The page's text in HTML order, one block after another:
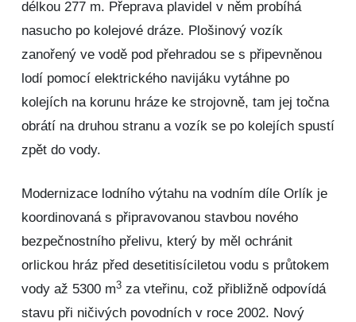
délkou 277 m. Přeprava plavidel v něm probíhá
nasucho po kolejové dráze. Plošinový vozík
zanořený ve vodě pod přehradou se s připevněnou
lodí pomocí elektrického navijáku vytáhne po
kolejích na korunu hráze ke strojovně, tam jej točna
obrátí na druhou stranu a vozík se po kolejích spustí
zpět do vody.
Modernizace lodního výtahu na vodním díle Orlík je
koordinovaná s připravovanou stavbou nového
bezpečnostního přelivu, který by měl ochránit
orlickou hráz před desetitisíciletou vodu s průtokem
vody až 5300 m3 za vteřinu, což přibližně odpovídá
stavu při ničivých povodních v roce 2002. Nový